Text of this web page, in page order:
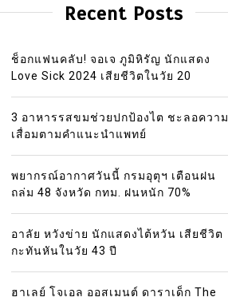
Recent Posts
ช็อกแฟนคลับ! จอเจ ภูมิหิรัญ นักแสดง
Love Sick 2024 เสียชีวิตในวัย 20
3 อาหารรสขมช่วยปกป้องไต ชะลอความ
เสื่อมตามคำแนะนำแพทย์
พยากรณ์อากาศวันนี้ กรมอุตุฯ เตือนฝน
ถล่ม 48 จังหวัด กทม. ฝนหนัก 70%
อาลัย หวังข่าย นักแสดงไต้หวัน เสียชีวิต
กะทันหันในวัย 43 ปี
ฮาเลย์ โจเอล ออสเมนต์ ดาราเด็ก The